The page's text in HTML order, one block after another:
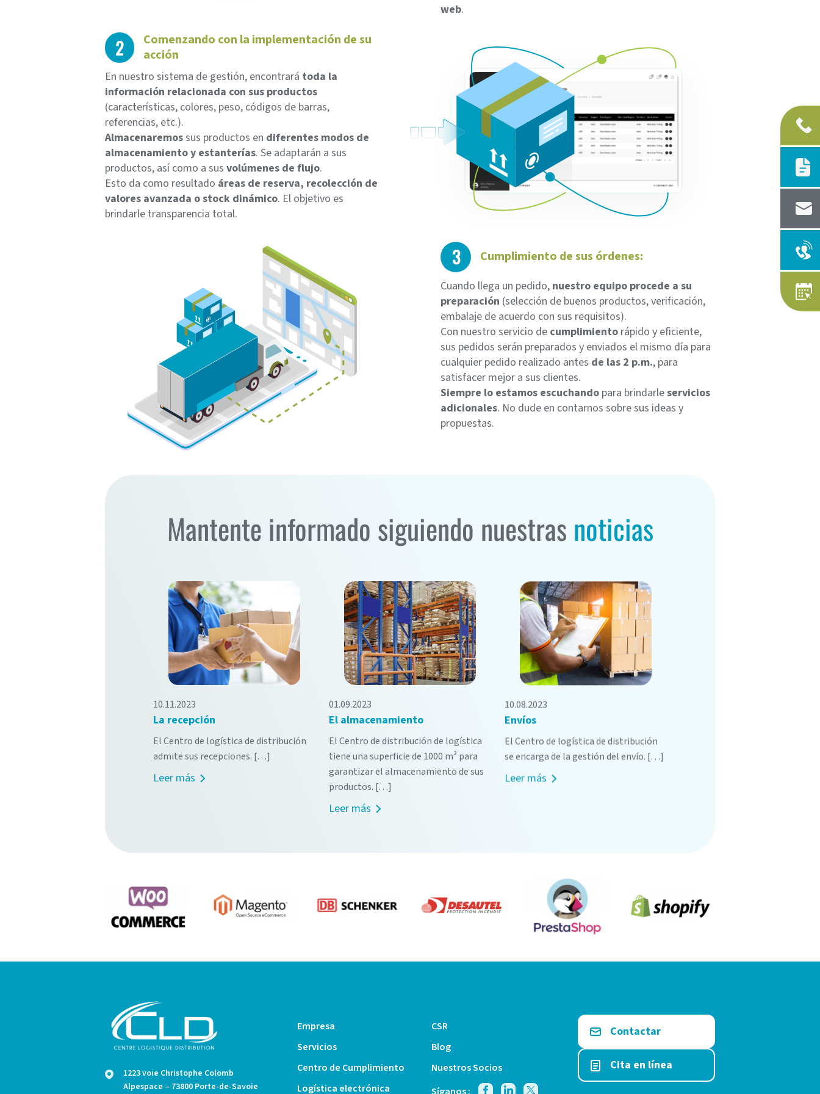
web.
2
Comenzando con la implementación de su
acción
En nuestro sistema de gestión, encontrará toda la
información relacionada con sus productos
(características, colores, peso, códigos de barras,
referencias, etc.).
Almacenaremossus productos en diferentes modos de
almacenamiento y estanterías. Se adaptarán a sus
productos, así como a sus volúmenes de flujo.
Esto da como resultado áreas de reserva, recolección de
valores avanzada o stock dinámico. El objetivo es
brindarle transparencia total.
3 Cumplimiento de sus órdenes:
Cuando llega un pedido, nuestro equipo procede a su
preparación (selección de buenos productos, verificación,
embalaje de acuerdo con sus requisitos).
Con nuestro servicio de cumplimiento rápido y eficiente,
sus pedidos serán preparados y enviados el mismo día para
cualquier pedido realizado antes de las 2 p.m., para
satisfacer mejor a sus clientes.
Siempre lo estamos escuchando para brindarleservicios
adicionales. No dude en contarnos sobre sus ideas y
propuestas.
Mantente informado siguiendo nuestras noticias
10.11.2023
La recepción
El Centro de logística de distribución
admite sus recepciones. […]
Leer más
01.09.2023
El almacenamiento
El Centro de distribución de logística
tiene una superficie de 1000 m² para
garantizar el almacenamiento de sus
productos. […]
Leer más
10.08.2023
Envíos
El Centro de logística de distribución
se encarga de la gestión del envío. […]
Leer más
1223 voie Christophe Colomb
Alpespace – 73800 Porte-de-Savoie
Empresa
Servicios
Centro de Cumplimiento
Logística electrónica
CSR
Blog
Nuestros Socios
Contactar
Cita en línea